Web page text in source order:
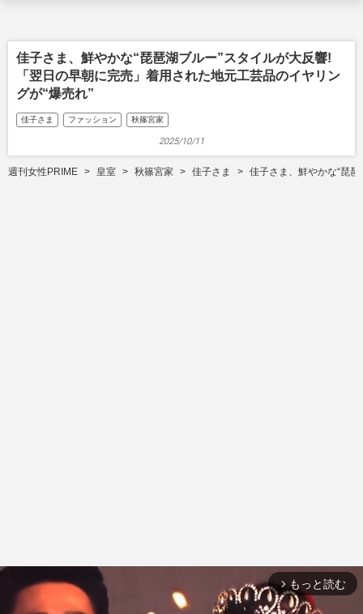
佳子さま、鮮やかな“琵琶湖ブルー”スタイルが大反響!
「翌日の早朝に完売」着用された地元工芸品のイヤリン
グが“爆売れ”
佳子さま ファッション 秋篠宮家
2025/10/11
週刊女性PRIME 皇室 秋篠宮家 佳子さま 佳子さま、鮮やかな“琵
arrow_forward_ios もっと読む